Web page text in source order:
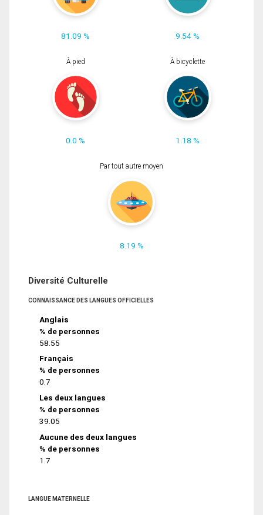
81.09 % 9.54 %
À pied
0.0 %
À bicyclette
1.18 %
Par tout autre moyen
8.19 %
Diversité Culturelle
CONNAISSANCE DES LANGUES OFFICIELLES
Anglais
% de personnes
58.55
Français
% de personnes
0.7
Les deux langues
% de personnes
39.05
Aucune des deux langues
% de personnes
1.7
LANGUE MATERNELLE